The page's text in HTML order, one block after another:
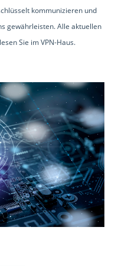
kommunizieren und
gewährleisten. Alle aktuellen
Sie im VPN-Haus.